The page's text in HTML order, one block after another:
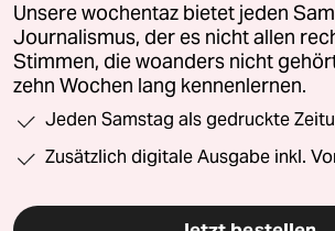
Unsere wochentaz bietet jeden
Journalismus, der es nicht allen
Stimmen, die woanders nicht
zehn Wochen lang kennenlernen.
Jeden Samstag als gedruckte
Zusätzlich digitale Ausgabe inkl.